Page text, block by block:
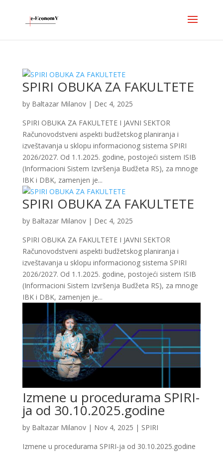
SPIRI OBUKA ZA FAKULTETE
by Baltazar Milanov| Dec 4, 2025
SPIRI OBUKA ZA FAKULTETE I JAVNI SEKTOR
Računovodstveni aspekti budžetskog planiranja i
izveštavanja u sklopu informacionog sistema SPIRI
2026/2027. Od 1.1.2025. godine, postojeći sistem ISIB
(Informacioni Sistem Izvršenja Budžeta RS), za mnoge
IBK i DBK, zamenjen je...
SPIRI OBUKA ZA FAKULTETE
by Baltazar Milanov| Dec 4, 2025
SPIRI OBUKA ZA FAKULTETE I JAVNI SEKTOR
Računovodstveni aspekti budžetskog planiranja i
izveštavanja u sklopu informacionog sistema SPIRI
2026/2027. Od 1.1.2025. godine, postojeći sistem ISIB
(Informacioni Sistem Izvršenja Budžeta RS), za mnoge
IBK i DBK, zamenjen je...
Izmene u procedurama SPIRI-
ja od 30.10.2025.godine
by Baltazar Milanov| Nov 4, 2025 | SPIRI
Izmene u procedurama SPIRI-ja od 30.10.2025.godine